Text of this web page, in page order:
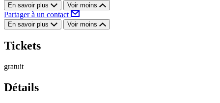
En savoir plus Voir moins
Partager à un contact
En savoir plus Voir moins
Tickets
gratuit
Détails